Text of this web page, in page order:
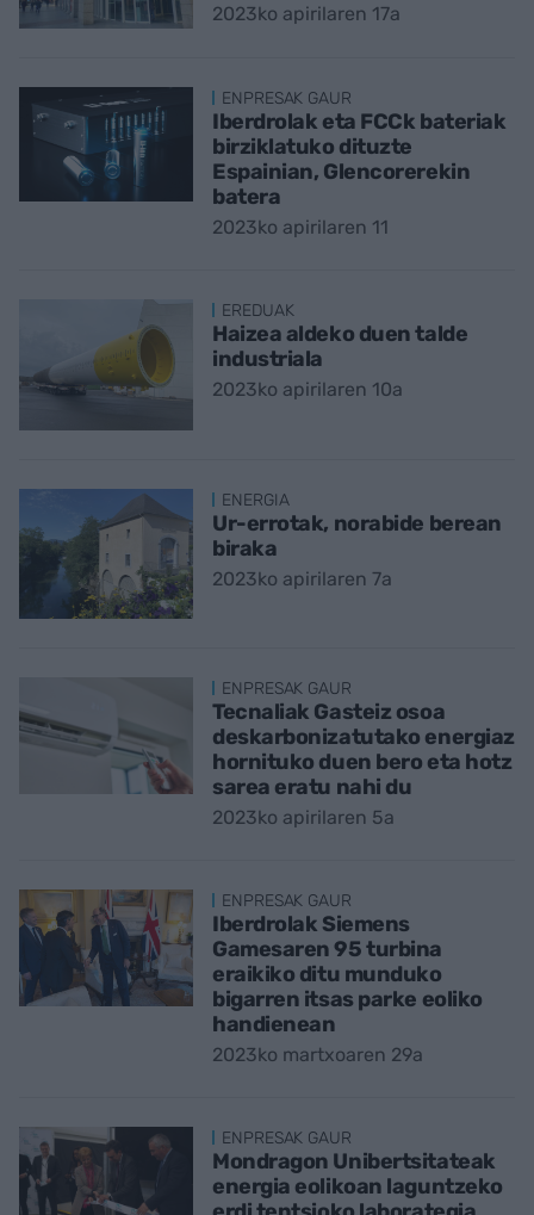
2023ko apirilaren 17a
ENPRESAK GAUR
Iberdrolak eta FCCk bateriak
birziklatuko dituzte
Espainian, Glencorerekin
batera
2023ko apirilaren 11
EREDUAK
Haizea aldeko duen talde
industriala
2023ko apirilaren 10a
ENERGIA
Ur-errotak, norabide berean
biraka
2023ko apirilaren 7a
ENPRESAK GAUR
Tecnaliak Gasteiz osoa
deskarbonizatutako energiaz
hornituko duen bero eta hotz
sarea eratu nahi du
2023ko apirilaren 5a
ENPRESAK GAUR
Iberdrolak Siemens
Gamesaren 95 turbina
eraikiko ditu munduko
bigarren itsas parke eoliko
handienean
2023ko martxoaren 29a
ENPRESAK GAUR
Mondragon Unibertsitateak
energia eolikoan laguntzeko